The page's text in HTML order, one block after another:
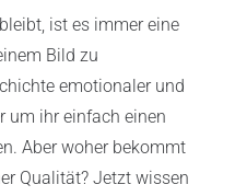
ist es immer eine
Bild zu
emotionaler und
um ihr einfach einen
Aber woher bekommt
Qualität? Jetzt wissen